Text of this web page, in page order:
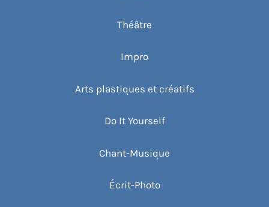
Théâtre
Impro
Arts plastiques et créatifs
Do It Yourself
Chant-Musique
Écrit-Photo